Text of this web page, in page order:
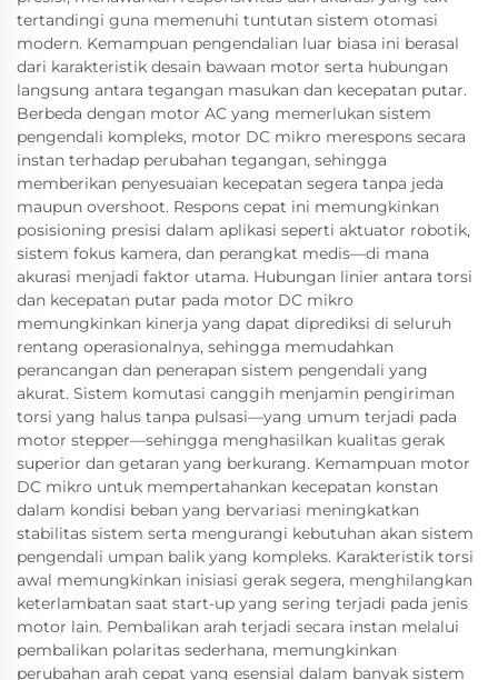
tertandingi guna memenuhi tuntutan sistem otomasi
modern. Kemampuan pengendalian luar biasa ini berasal
dari karakteristik desain bawaan motor serta hubungan
langsung antara tegangan masukan dan kecepatan putar.
Berbeda dengan motor AC yang memerlukan sistem
pengendali kompleks, motor DC mikro merespons secara
instan terhadap perubahan tegangan, sehingga
memberikan penyesuaian kecepatan segera tanpa jeda
maupun overshoot. Respons cepat ini memungkinkan
posisioning presisi dalam aplikasi seperti aktuator robotik,
sistem fokus kamera, dan perangkat medis—di mana
akurasi menjadi faktor utama. Hubungan linier antara torsi
dan kecepatan putar pada motor DC mikro
memungkinkan kinerja yang dapat diprediksi di seluruh
rentang operasionalnya, sehingga memudahkan
perancangan dan penerapan sistem pengendali yang
akurat. Sistem komutasi canggih menjamin pengiriman
torsi yang halus tanpa pulsasi—yang umum terjadi pada
motor stepper—sehingga menghasilkan kualitas gerak
superior dan getaran yang berkurang. Kemampuan motor
DC mikro untuk mempertahankan kecepatan konstan
dalam kondisi beban yang bervariasi meningkatkan
stabilitas sistem serta mengurangi kebutuhan akan sistem
pengendali umpan balik yang kompleks. Karakteristik torsi
awal memungkinkan inisiasi gerak segera, menghilangkan
keterlambatan saat start-up yang sering terjadi pada jenis
motor lain. Pembalikan arah terjadi secara instan melalui
pembalikan polaritas sederhana, memungkinkan
perubahan arah cepat yang esensial dalam banyak sistem